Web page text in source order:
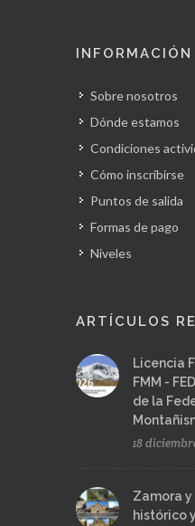
INFORMACIÓN
Sobre nosotros
Dónde estamos
Condiciones
Cómo inscribirse
Puntos de salida
Formas de pago
Niveles
ARTÍCULOS
Licencia
FMM -
de la
18
Zamora
histórico